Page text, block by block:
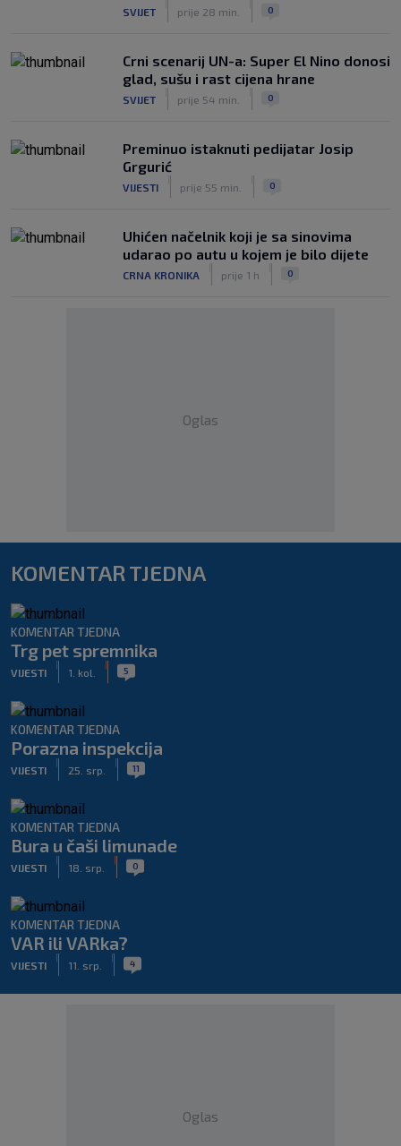
SVIJET prije 28 min. 0
Crni scenarij UN-a: Super El Nino donosi
glad, sušu i rast cijena hrane
SVIJET prije 54 min. 0
Preminuo istaknuti pedijatar Josip
Grgurić
VIJESTI prije 55 min. 0
Uhićen načelnik koji je sa sinovima
udarao po autu u kojem je bilo dijete
CRNA KRONIKA prije 1 h 0
Oglas
KOMENTAR TJEDNA
KOMENTAR TJEDNA
Trg pet spremnika
VIJESTI 1. kol. 5
KOMENTAR TJEDNA
Porazna inspekcija
VIJESTI 25. srp. 11
KOMENTAR TJEDNA
Bura u čaši limunade
VIJESTI 18. srp. 0
KOMENTAR TJEDNA
VAR ili VARka?
VIJESTI 11. srp. 4
Oglas